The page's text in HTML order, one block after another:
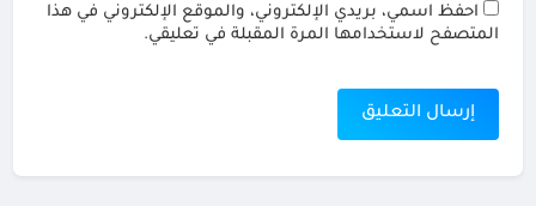
احفظ اسمي، بريدي الإلكتروني، والموقع الإلكتروني في هذا
المتصفح لاستخدامها المرة المقبلة في تعليقي.